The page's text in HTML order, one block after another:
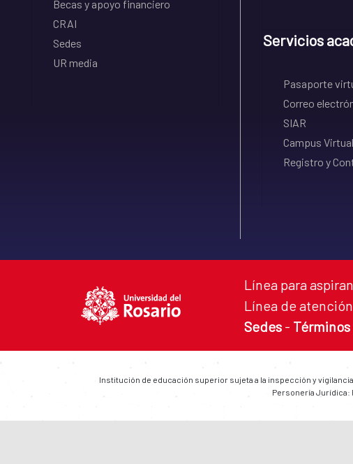
Becas y apoyo financiero
CRAI
Sedes
UR media
Servicios
Pasaporte
Correo
SIAR
Campus Virtual
Registro y
Línea para
Línea de atención
Sedes -
Institución de educación superior sujeta a la inspección y
Personería Jurídica: